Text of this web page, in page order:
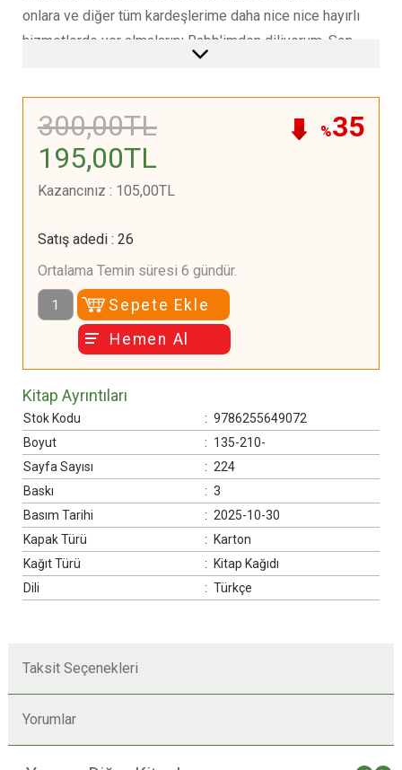
onlara ve diğer tüm kardeşlerime daha nice nice hayırlı
hizmetlerde yer almalarını Rabb'imden diliyorum. Son
gitmeyi nasip eylesin. Gidenlere tekrarını, bütün
gitmişlere de oraların ruhunu korumayı kolaylaştırsın.
Muhammed Emin Yıldırım Karton Kapak
%35
300,00TL
195,00TL
Kazancınız : 105,00TL
Satış adedi: 26
Ortalama Temin süresi 6 gündür.
Sepete Ekle
Hemen Al
Kitap Ayrıntıları
Stok Kodu : 9786255649072
Boyut
: 135-210-
Sayfa Sayısı
: 224
Baskı
: 3
Basım Tarihi
: 2025-10-30
Kapak Türü
:
Karton
Kağıt Türü
:
Kitap Kağıdı
Dili
: Türkçe
Taksit Seçenekleri
Yorumlar